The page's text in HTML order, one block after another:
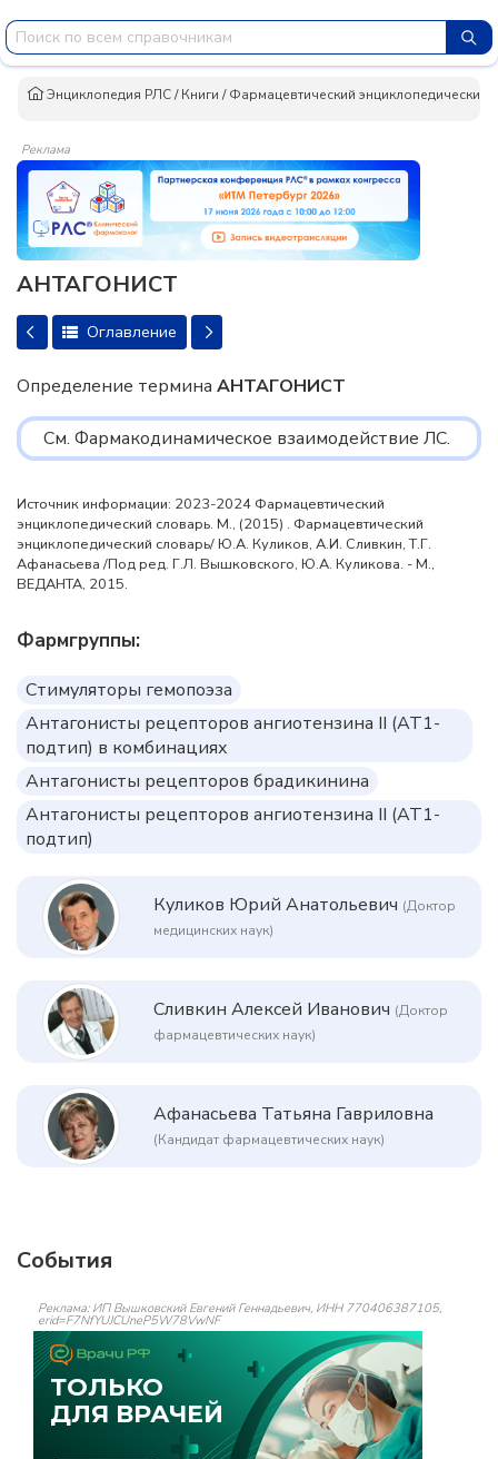
Энциклопедия РЛС/Книги /Фармацевтический
Реклама
АНТАГОНИСТ
Оглавление
Определение термина АНТАГОНИСТ
См. Фармакодинамическое взаимодействие ЛС.
Источник информации: 2023-2024 Фармацевтический
энциклопедический словарь. М., (2015) . Фармацевтический
энциклопедический словарь/ Ю.А. Куликов, А.И. Сливкин, Т.Г.
Афанасьева /Под ред. Г.Л. Вышковского, Ю.А. Куликова. - М.,
ВЕДАНТА, 2015.
Фармгруппы:
Стимуляторы гемопоэза
Антагонисты рецепторов ангиотензина II (AT1-
подтип) в комбинациях
Антагонисты рецепторов брадикинина
Антагонисты рецепторов ангиотензина II (AT1-
подтип)
Куликов Юрий Анатольевич (Доктор
медицинских наук)
Сливкин Алексей Иванович (Доктор
фармацевтических наук)
Афанасьева Татьяна Гавриловна
(Кандидат фармацевтических наук)
События
Реклама: ИП Вышковский Евгений Геннадьевич, ИНН 770406387105,
erid=F7NfYUJCUneP5W78VwNF